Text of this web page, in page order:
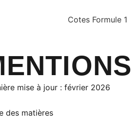
Cotes Formule 1
mise à jour : février 2026
des matières